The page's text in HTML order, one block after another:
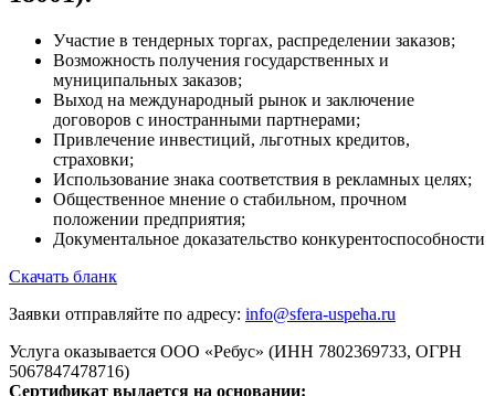
Участие в тендерных торгах, распределении заказов;
Возможность получения государственных и
муниципальных заказов;
Выход на международный рынок и заключение
договоров с иностранными партнерами;
Привлечение инвестиций, льготных кредитов,
страховки;
Использование знака соответствия в рекламных целях;
Общественное мнение о стабильном, прочном
положении предприятия;
Документальное доказательство конкурентоспособности
Скачать бланк
Заявки отправляйте по адресу: info@sfera-uspeha.ru
Услуга оказывается ООО «Ребус» (ИНН 7802369733, ОГРН
5067847478716)
Сертификат выдается на основании: